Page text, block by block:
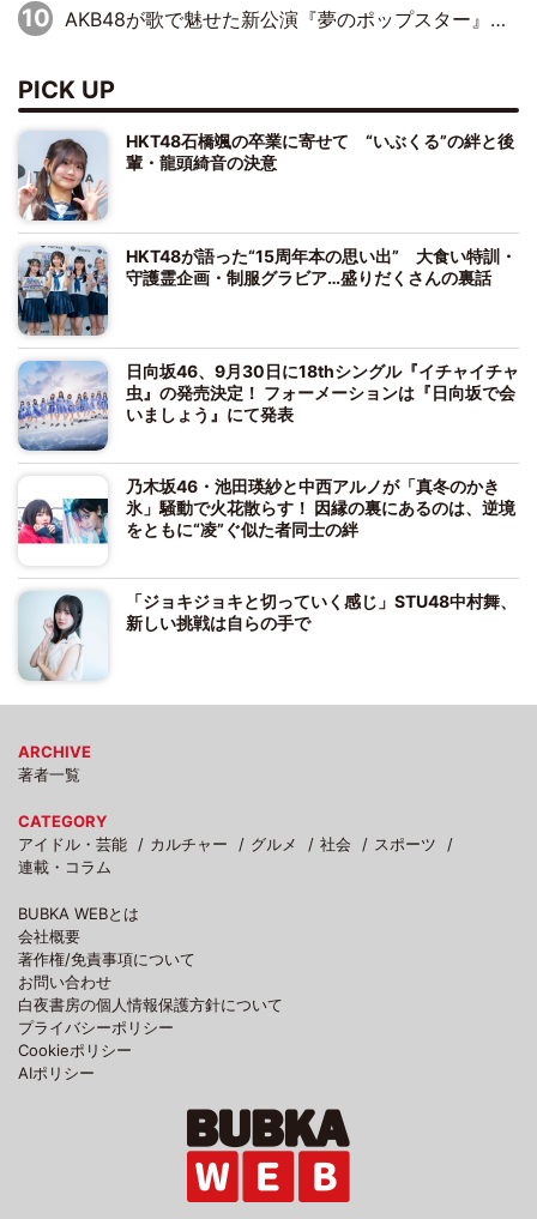
AKB48が歌で魅せた新公演『夢のポップスター』 初日から全身全霊のステージ
PICK UP
HKT48石橋颯の卒業に寄せて “いぶくる”の絆と後
輩・龍頭綺音の決意
HKT48が語った“15周年本の思い出” 大食い特訓・
守護霊企画・制服グラビア…盛りだくさんの裏話
日向坂46、9月30日に18thシングル『イチャイチャ
虫』の発売決定！ フォーメーションは『日向坂で会
いましょう』にて発表
乃木坂46・池田瑛紗と中西アルノが「真冬のかき
氷」騒動で火花散らす！ 因縁の裏にあるのは、逆境
をともに“凌”ぐ似た者同士の絆
「ジョキジョキと切っていく感じ」STU48中村舞、
新しい挑戦は自らの手で
ARCHIVE
著者一覧
CATEGORY
アイドル・芸能
カルチャー グルメ 社会
スポーツ
連載・コラム
BUBKA WEBとは
会社概要
著作権/免責事項について
お問い合わせ
白夜書房の個人情報保護方針について
プライバシーポリシー
Cookieポリシー
AIポリシー